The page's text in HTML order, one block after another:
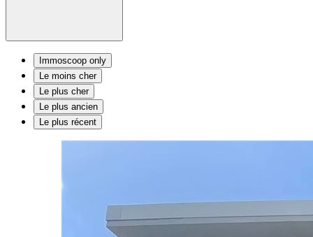
Immoscoop only
Le moins cher
Le plus cher
Le plus ancien
Le plus récent